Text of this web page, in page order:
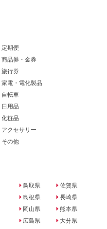
定期便
商品券・金券
旅行券
家電・電化製品
自転車
日用品
化粧品
アクセサリー
その他
鳥取県
島根県
岡山県
広島県
佐賀県
長崎県
熊本県
大分県